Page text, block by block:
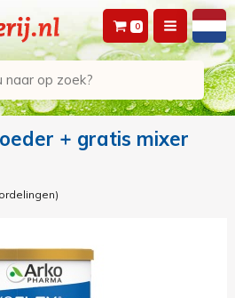
0
+ gratis mixer